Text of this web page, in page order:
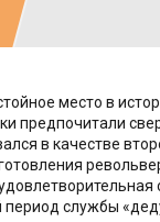
место в
предпочитали
в качестве
службы